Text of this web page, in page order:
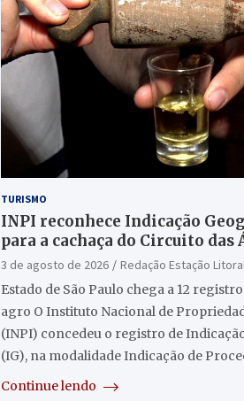
TURISMO
INPI reconhece Indicação
para a cachaça do Circuito das
Paulista
3 de agosto de 2026
Redação Estação
Estado de São Paulo chega a 12
agro O Instituto Nacional de
(INPI) concedeu o registro de
(IG), na modalidade Indicação de
Continue lendo